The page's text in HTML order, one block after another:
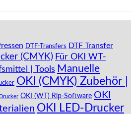
DTF-Transfers
DTF Transfer
(CMYK) Für OKI WT-
| Tools Manuelle
OKI (CMYK) Zubehör |
OKI (WT) Rip-Software OKI
OKI LED-Drucker